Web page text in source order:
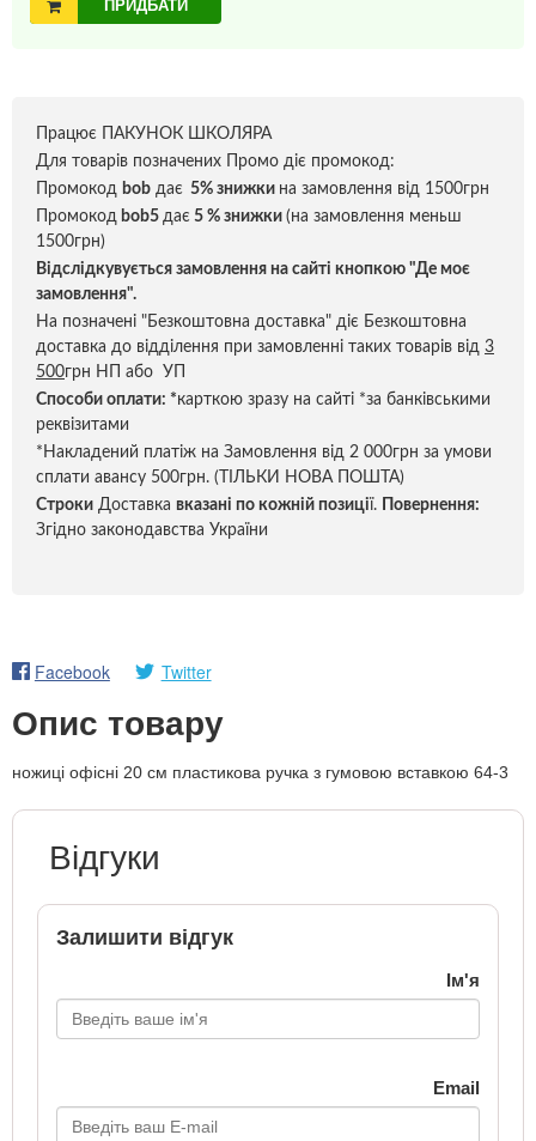
ПРИДБАТИ
Працює ПАКУНОК ШКОЛЯРА
Для товарів позначених Промо діє промокод:
Промокод bob дає 5% знижки на замовлення від 1500грн
Промокод bob5 дає 5 % знижки (на замовлення меньш
1500грн)
Відслідкувується замовлення на сайті кнопкою "Де моє
замовлення".
На позначені "Безкоштовна доставка" діє Безкоштовна
доставка до відділення при замовленні таких товарів від 3
500грн НП або УП
Способи оплати: *карткою зразу на сайті *за банківськими
реквізитами
*Накладений платіж на Замовлення від 2 000грн за умови
сплати авансу 500грн. (ТІЛЬКИ НОВА ПОШТА)
Строки Доставка вказані по кожній позиції.
Повернення:
Згідно законодавства України
Facebook Twitter
Опис товару
ножиці офісні 20 см пластикова ручка з гумовою вставкою 64-3
Відгуки
Залишити відгук
Ім'я
Email